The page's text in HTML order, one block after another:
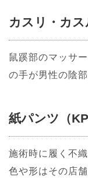
カスリ・カス
鼠蹊部のマッサ
の手が男性の陰
紙パンツ（KP
施術時に履く不
色や形はその店